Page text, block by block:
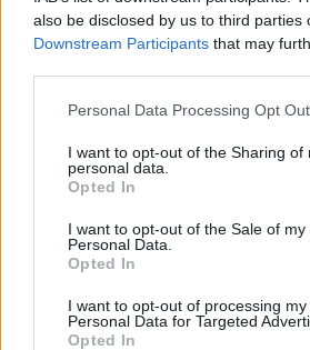
also be disclosed by us to third parties
Downstream Participants that may
Personal Data Processing Opt
I want to opt-out of the Sharing of
personal data.
Opted In
I want to opt-out of the Sale of my
Personal Data.
Opted In
I want to opt-out of processing my
Personal Data for Targeted
Opted In